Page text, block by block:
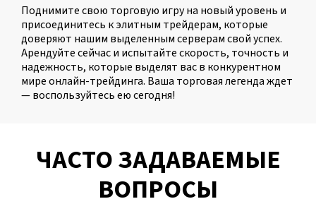
Поднимите свою торговую игру на новый уровень и
присоединитесь к элитным трейдерам, которые
доверяют нашим выделенным серверам свой успех.
Арендуйте сейчас и испытайте скорость, точность и
надежность, которые выделят вас в конкурентном
мире онлайн-трейдинга. Ваша торговая легенда ждет
— воспользуйтесь ею сегодня!
ЧАСТО ЗАДАВАЕМЫЕ
ВОПРОСЫ